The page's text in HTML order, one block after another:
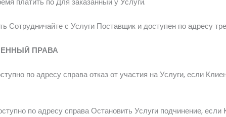
Сотрудничайтес Услуги Поставщик идоступен по адресу
ПРАВА
по адресусправаотказ от участия наУслуги,если
по адресусправаОстановить Услуги подчинение,если